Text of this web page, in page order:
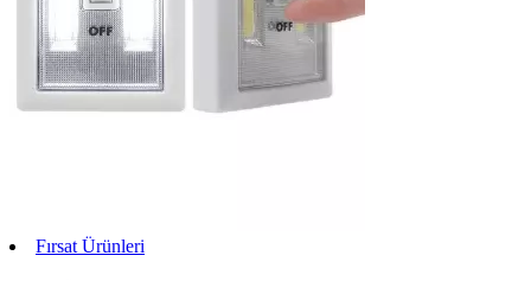
Fırsat Ürünleri